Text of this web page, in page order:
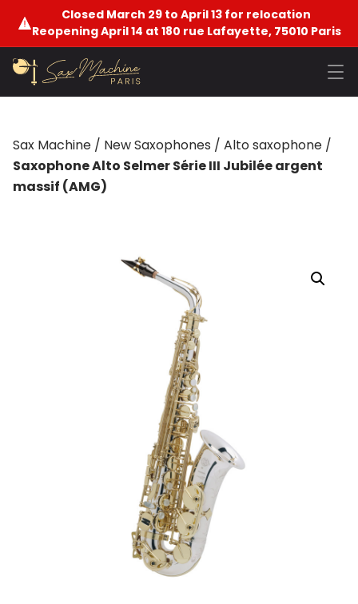
Closed March 29 to April 13 for relocation
Reopening April 14 at 180 rue Lafayette, 75010 Paris
Sax Machine / New Saxophones / Alto saxophone /
Saxophone Alto Selmer Série III Jubilée argent
massif (AMG)